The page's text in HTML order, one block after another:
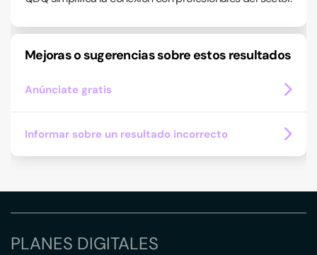
Mejoras o sugerencias sobre estos resultados
Anúnciate gratis
Informar sobre un resultado incorrecto
PLANES DIGITALES